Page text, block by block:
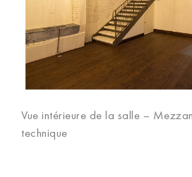
Vue intérieure de la salle –
technique